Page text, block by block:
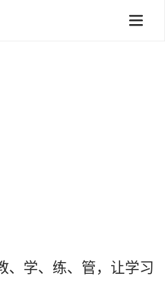
学、练、管，让学习